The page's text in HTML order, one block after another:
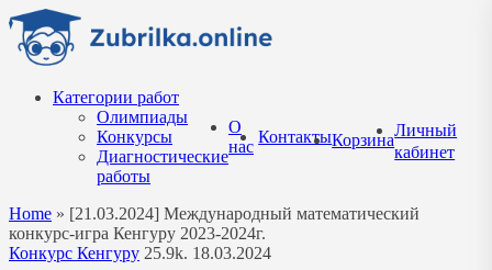
Перейти
содержанию
Категории работ
Олимпиады
Конкурсы
Диагностические
работы
О
нас
КонтактыКорзина
Личный
кабинет
Home » [21.03.2024] Международный математический
конкурс-игра Кенгуру 2023-2024г.
Конкурс Кенгуру 25.9k. 18.03.2024